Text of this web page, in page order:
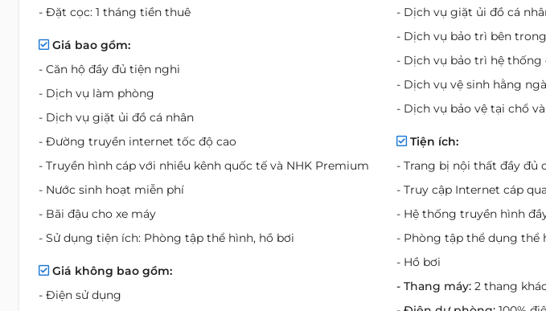
- Đặt cọc: 1 tháng tiền thuê
Giá bao gồm:
- Căn hộ đầy đủ tiện nghi
- Dịch vụ làm phòng
- Dịch vụ giặt ủi đồ cá nhân
- Đường truyền internet tốc độ cao
- Truyền hình cáp với nhiều kênh quốc tế và NHK Premium
- Nước sinh hoạt miễn phí
- Bãi đậu cho xe máy
- Sử dụng tiện ích: Phòng tập thể hình, hồ bơi
Giá không bao gồm:
- Điện sử dụng
- Dịch vụ giặt ủi đồ cá
- Dịch vụ bảo trì bên
- Dịch vụ bảo trì hệ thống
- Dịch vụ vệ sinh hằng
- Dịch vụ bảo vệ tại chổ
Tiện ích:
- Trang bị nội thất đầy đủ
- Truy cập Internet cáp
- Hệ thống truyền hình
- Phòng tập thể dụng thể
- Hồ bơi
- Thang máy: 2 thang